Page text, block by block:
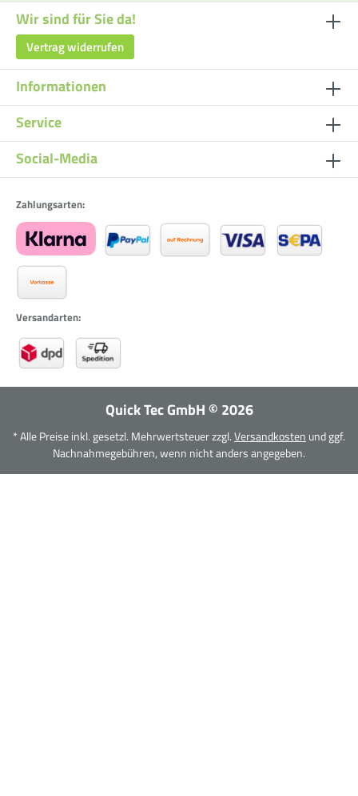
Wir sind für Sie da!
Vertrag widerrufen
Informationen
Service
Social-Media
Zahlungsarten:
Versandarten:
Quick Tec GmbH © 2026
* Alle Preise inkl. gesetzl. Mehrwertsteuer zzgl.Versandkosten und ggf.
Nachnahmegebühren, wenn nicht anders angegeben.